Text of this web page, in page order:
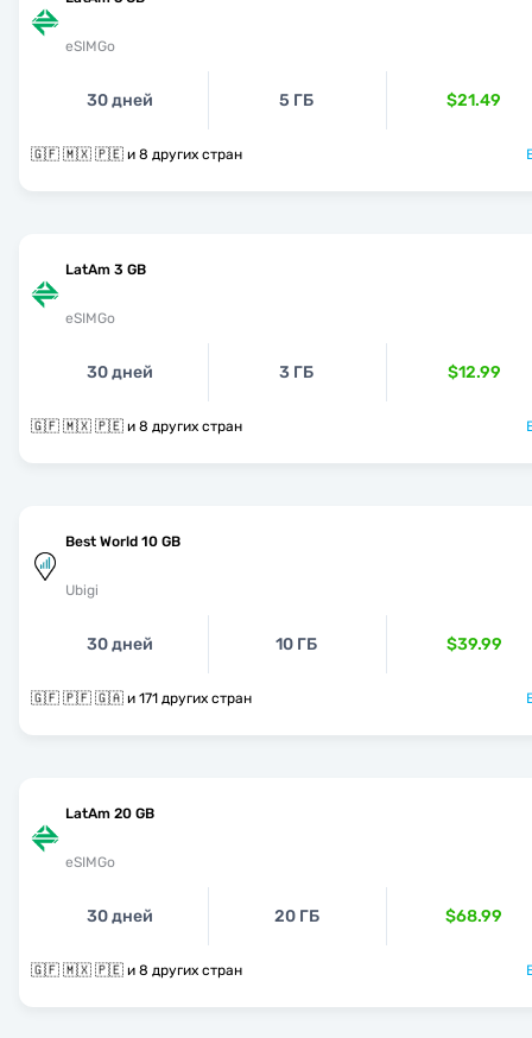
eSIMGo
30 дней 5 ГБ $21.49
🇬🇫 🇲🇽 🇵🇪 и 8 других стран
LatAm 3 GB
eSIMGo
30 дней 3 ГБ $12.99
🇬🇫 🇲🇽 🇵🇪 и 8 других стран
Best World 10 GB
Ubigi
30 дней 10 ГБ $39.99
🇬🇫 🇵🇫 🇬🇦 и 171 других стран
LatAm 20 GB
eSIMGo
30 дней 20 ГБ $68.99
🇬🇫 🇲🇽 🇵🇪 и 8 других стран